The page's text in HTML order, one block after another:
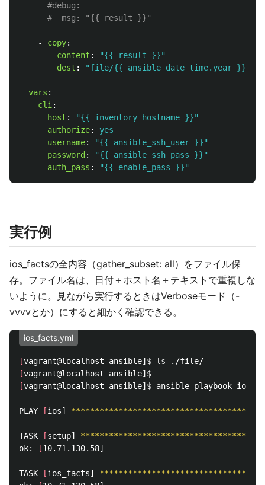
#debug:
#  msg: "{{ result }}"
- copy:
content : "{{ result
}}"
dest : "file/{{ ansible_date_time.year }}{{
vars :
cli :
host : "{{ inventory_hostname }}"
authorize:
yes
username: "{{ ansible_ssh_user }}"
password : "{{ ansible_ssh_pass
}}"
auth_pass : "{{ enable_pass }}"
実行例
ios_factsの全内容（gather_subset: all）をファイル保
存。ファイル名は、日付＋ホスト名＋テキストで重複しな
いように。見ながら実行するときはVerboseモード（-
vvvvとか）にすると細かく確認できる。
ios_facts.yml
[vagrant@localhost ansible] $ ls
[vagrant@localhost ansible] $
[vagrant@localhost ansible] $ ansible-playbook
PLAY [ios]
TASK [setup]
ok:
[10.71.130.58]
TASK [ios_facts]